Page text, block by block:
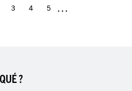
Page
3 Page
4 Page
5 …
?